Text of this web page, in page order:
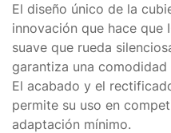
El diseño único de la
innovación que hace que
suave que rueda
garantiza una
El acabado y el
permite su uso en
adaptación mínimo.